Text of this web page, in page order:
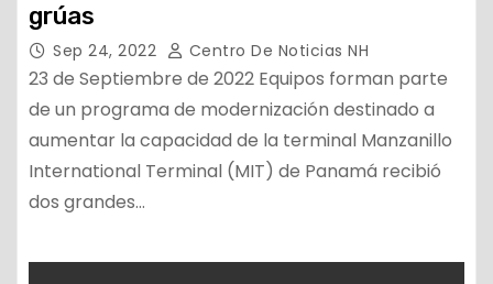
grúas
Sep 24, 2022 Centro De Noticias NH
23 de Septiembre de 2022 Equipos forman parte
de un programa de modernización destinado a
aumentar la capacidad de la terminal Manzanillo
International Terminal (MIT) de Panamá recibió
dos grandes…